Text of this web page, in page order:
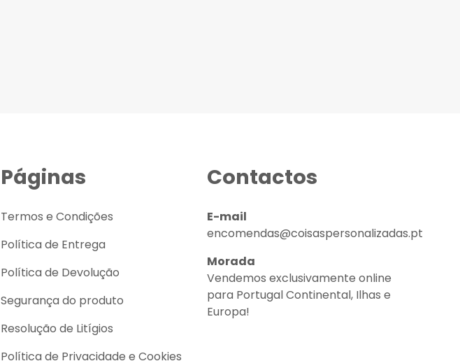
Páginas
Termos e Condições
Política de Entrega
Política de Devolução
Segurança do produto
Resolução de Litígios
Política de Privacidade e Cookies
Contactos
E-mail
encomendas@coisaspersonalizadas.pt
Morada
Vendemos exclusivamente online
para Portugal Continental, Ilhas e
Europa!